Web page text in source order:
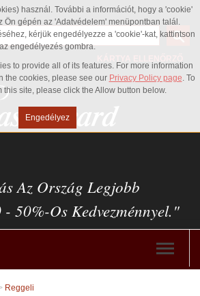
használ. További a információt, hogy a 'cookie'
Ön gépén az 'Adatvédelem' menüpontban talál.
kérjük engedélyezze a 'cookie'-kat, kattintson
az engedélyezés gombra.
to provide all of its features. For more information
the cookies, please see our Privacy Policy page. To
this site, please click the Allow button below.
Engedélyez
Az Ország Legjobb
50%-Os Kedvezménnyel."
Reggeli